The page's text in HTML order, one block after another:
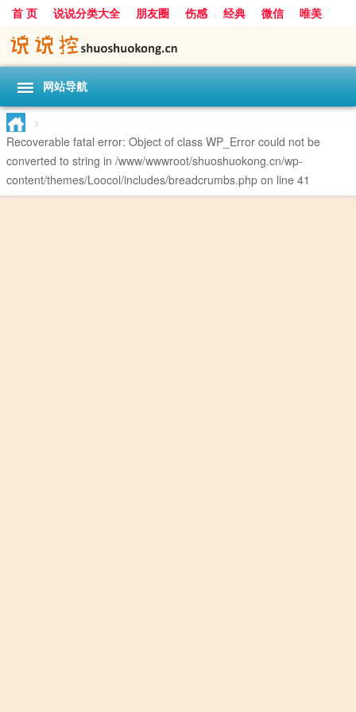
首 页 说说分类大全 朋友圈 伤感 经典 微信
唯美
励志
爱情 搞笑
网站导航
>
Recoverable fatal error: Object of class WP_Error could not be
converted to string in /www/wwwroot/shuoshuokong.cn/wp-
content/themes/Loocol/includes/breadcrumbs.php on line 41